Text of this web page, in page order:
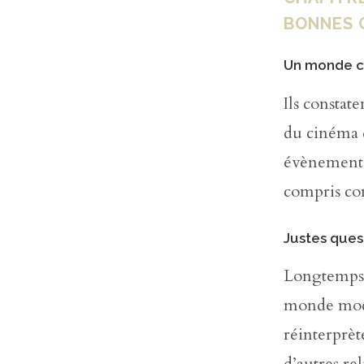
BONNES
Un monde
Ils
du cinéma
compris
Justes
monde